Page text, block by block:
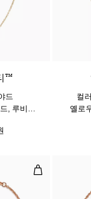
™
드
, 루비
컬
옐로
빈 디자인 브